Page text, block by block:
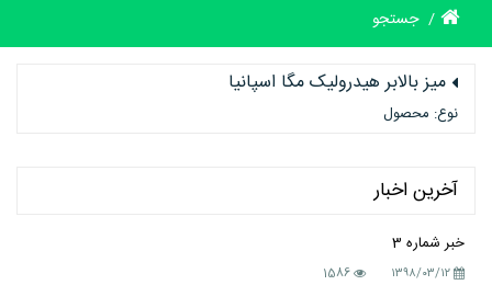
جستجو
میز بالابر هیدرولیک مگا اسپانیا
نوع: محصول
آخرین اخبار
خبر شماره 3
۱۳۹۸/۰۳/۱۲ 1586